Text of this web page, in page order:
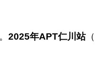
2025年APT仁川站（